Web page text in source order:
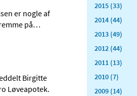
er nogle af
på…
Birgitte
Løveapotek.
2015 (33)
2014 (44)
2013 (49)
2012 (44)
2011 (13)
2010 (7)
2009 (14)